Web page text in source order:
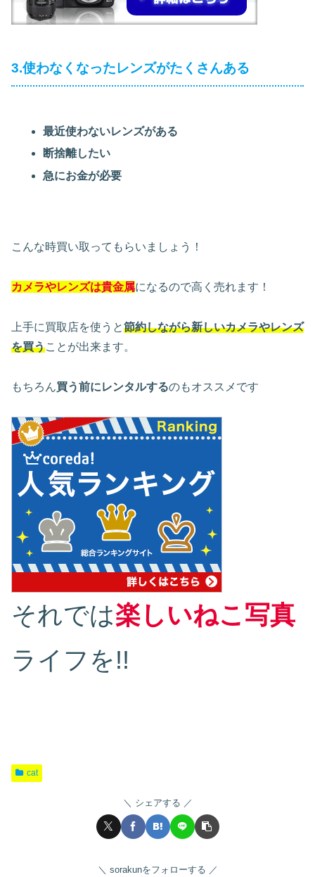
3.使わなくなったレンズがたくさんある
最近使わないレンズがある
断捨離したい
急にお金が必要
こんな時買い取ってもらいましょう！
カメラやレンズは貴金属になるので高く売れます！
上手に買取店を使うと節約しながら新しいカメラやレンズ
を買うことが出来ます。
もちろん買う前にレンタルするのもオススメです
それでは楽しいねこ写真
ライフを!!
cat
シェアする
sorakunをフォローする